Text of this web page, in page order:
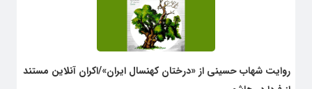
روایت شهاب حسینی از «درختان کهنسال ایران»/اکران آنلاین مستند